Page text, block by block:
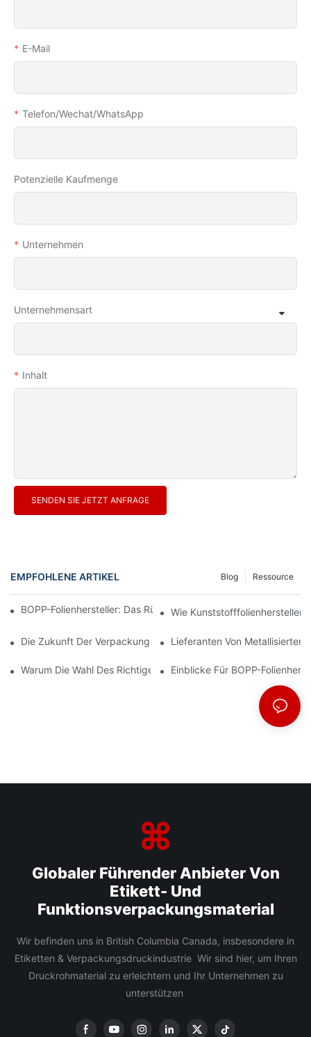
E-Mail
Telefon/Wechat/WhatsApp
Potenzielle Kaufmenge
Unternehmen
Unternehmensart
Inhalt
SENDEN SIE JETZT ANFRAGE
EMPFOHLENE ARTIKEL Ressource
Blog
BOPP-Folienhersteller: Das Rückgrat Flexibler Verpackungen
Wie Kunststofffolienhersteller
Die Zukunft Der Verpackung: Einblicke Führender
Lieferanten Von
Warum Die Wahl Des Richtigen BOPP-Folienlieferanten Für Ihr
Einblicke Für BOPP-
Globaler Führender Anbieter Von
Etikett- Und
Funktionsverpackungsmaterial
Wir befinden uns in British Columbia Canada, insbesondere in
Etiketten & Verpackungsdruckindustrie Wir sind hier, um Ihren
Druckrohmaterial zu erleichtern und Ihr Unternehmen zu
unterstützen